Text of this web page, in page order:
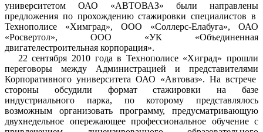
университетом ОАО «АВТОВАЗ» были направлены
предложения по прохождению стажировки специалистов в
Технополисе «Химград», ООО «Соллерс-Елабуга», ОАО
«Росвертол», ООО «УК «Объединенная
двигателестроительная корпорация».
22 сентября 2010 года в Технополисе «Хиград» прошли
переговоры между Администрацией и представителями
Корпоративного университета ОАО «Автоваз». На встрече
стороны обсудили формат стажировки на базе
индустриального парка, по которому представлялось
возможным организовать программу, предусматривающую
двухнедельное опережающее профессиональное обучение с